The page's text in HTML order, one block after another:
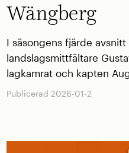
Wängberg
I säsongens fjärde avsnitt
landslagsmittfältare
lagkamrat och kapten
Publicerad 2026-01-2